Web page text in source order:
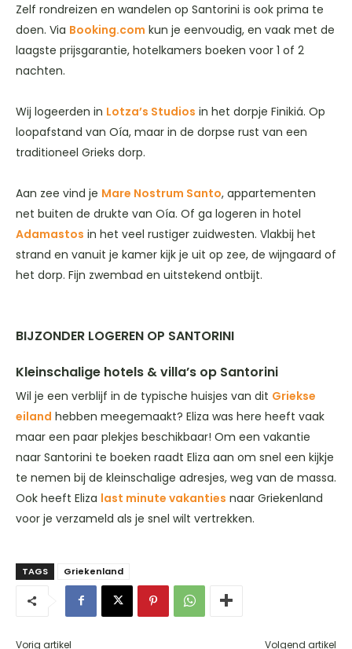
Zelf rondreizen en wandelen op Santorini is ook prima te
doen. Via Booking.com kun je eenvoudig, en vaak met de
laagste prijsgarantie, hotelkamers boeken voor 1 of 2
nachten.
Wij logeerden in Lotza’s Studios in het dorpje Finikiá. Op
loopafstand van Oía, maar in de dorpse rust van een
traditioneel Grieks dorp.
Aan zee vind je Mare Nostrum Santo, appartementen
net buiten de drukte van Oía. Of ga logeren in hotel
Adamastos in het veel rustiger zuidwesten. Vlakbij het
strand en vanuit je kamer kijk je uit op zee, de wijngaard of
het dorp. Fijn zwembad en uitstekend ontbijt.
BIJZONDER LOGEREN OP SANTORINI
Kleinschalige hotels & villa’s op Santorini
Wil je een verblijf in de typische huisjes van dit Griekse
eiland hebben meegemaakt? Eliza was here heeft vaak
maar een paar plekjes beschikbaar! Om een vakantie
naar Santorini te boeken raadt Eliza aan om snel een kijkje
te nemen bij de kleinschalige adresjes, weg van de massa.
Ook heeft Eliza last minute vakanties naar Griekenland
voor je verzameld als je snel wilt vertrekken.
TAGS Griekenland
Vorig artikel Volgend artikel